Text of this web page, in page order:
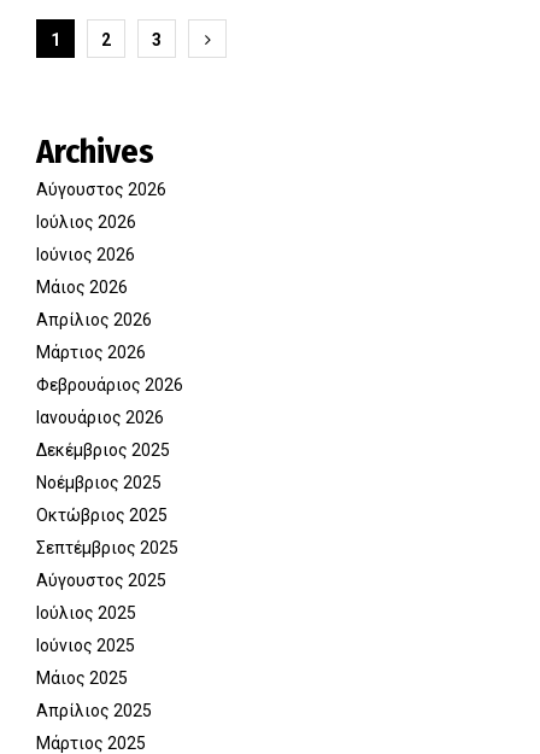
Σελιδοποίηση
1 2 3
Archives
Αύγουστος 2026
Ιούλιος 2026
Ιούνιος 2026
Μάιος 2026
Απρίλιος 2026
Μάρτιος 2026
Φεβρουάριος 2026
Ιανουάριος 2026
Δεκέμβριος 2025
Νοέμβριος 2025
Οκτώβριος 2025
Σεπτέμβριος 2025
Αύγουστος 2025
Ιούλιος 2025
Ιούνιος 2025
Μάιος 2025
Απρίλιος 2025
Μάρτιος 2025